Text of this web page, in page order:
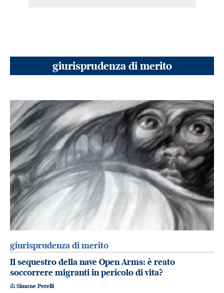
giurisprudenza di merito
giurisprudenza di merito
Il sequestro della nave Open Arms: è reato
soccorrere migranti in pericolo di vita?
diSimone Perelli